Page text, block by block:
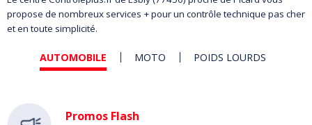
propose de nombreux services + pour un contrôle technique pas cher
et en toute simplicité.
AUTOMOBILE MOTO POIDS LOURDS
Automobile
Promos Flash